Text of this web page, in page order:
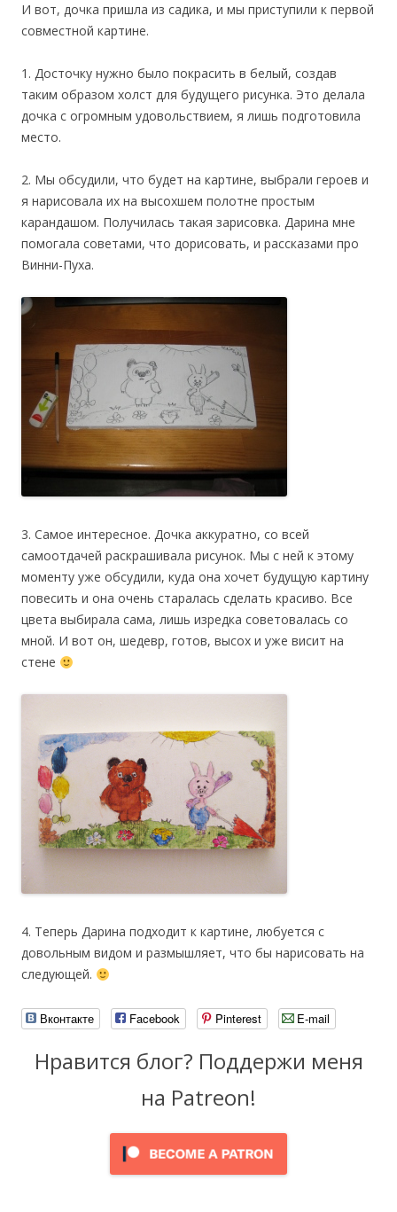
И вот, дочка пришла из садика, и мы приступили к первой
совместной картине.
1. Досточку нужно было покрасить в белый, создав
таким образом холст для будущего рисунка. Это делала
дочка с огромным удовольствием, я лишь подготовила
место.
2. Мы обсудили, что будет на картине, выбрали героев и
я нарисовала их на высохшем полотне простым
карандашом. Получилась такая зарисовка. Дарина мне
помогала советами, что дорисовать, и рассказами про
Винни-Пуха.
3. Самое интересное. Дочка аккуратно, со всей
самоотдачей раскрашивала рисунок. Мы с ней к этому
моменту уже обсудили, куда она хочет будущую картину
повесить и она очень старалась сделать красиво. Все
цвета выбирала сама, лишь изредка советовалась со
мной. И вот он, шедевр, готов, высох и уже висит на
стене
4. Теперь Дарина подходит к картине, любуется с
довольным видом и размышляет, что бы нарисовать на
следующей.
Вконтакте Facebook Pinterest E-mail
Нравится блог? Поддержи меня
на Patreon!